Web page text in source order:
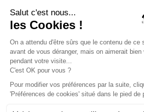
Malibu relax – une
la nouvelle disposition 640